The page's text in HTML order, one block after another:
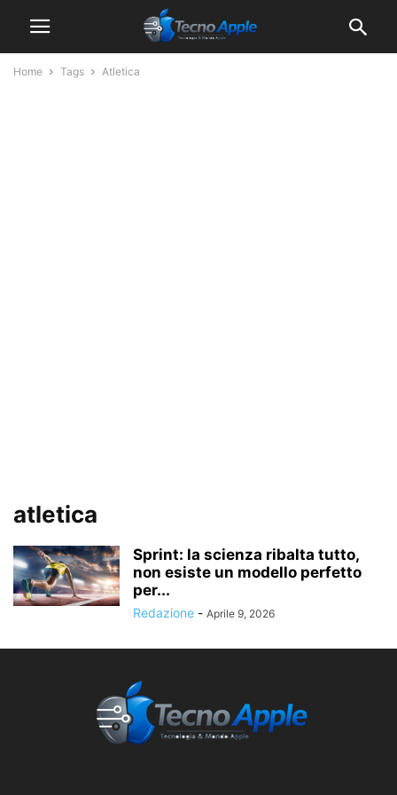
Home Tags Atletica
atletica
Sprint: la scienza ribalta tutto,
non esiste un modello perfetto
per...
Redazione - Aprile 9, 2026